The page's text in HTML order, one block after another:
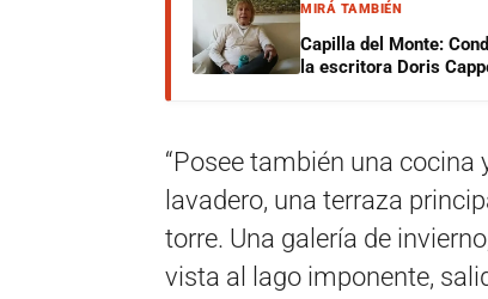
MIRÁ TAMBIÉN
Capilla del Monte:
la escritora Doris
“Posee también una
lavadero, una terraza
torre. Una galería de
vista al lago imponente,